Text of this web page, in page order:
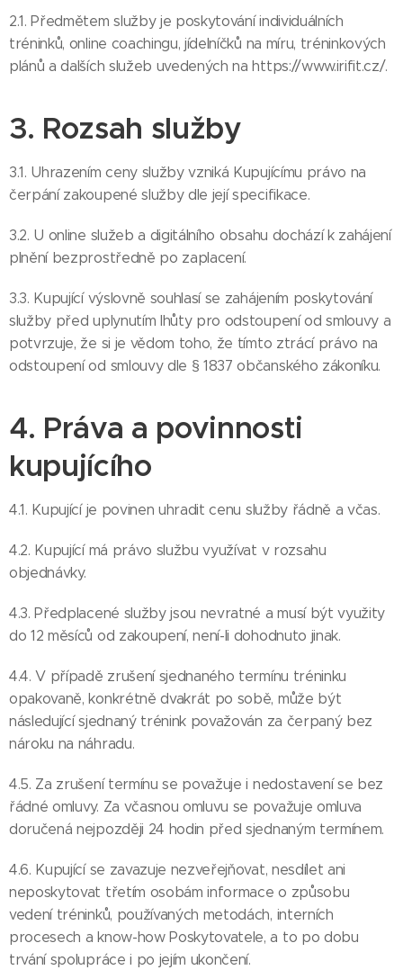
2.1. Předmětem služby je poskytování individuálních
tréninků, online coachingu, jídelníčků na míru, tréninkových
plánů a dalších služeb uvedených na https://www.irifit.cz/.
3. Rozsah služby
3.1. Uhrazením ceny služby vzniká Kupujícímu právo na
čerpání zakoupené služby dle její specifikace.
3.2. U online služeb a digitálního obsahu dochází k zahájení
plnění bezprostředně po zaplacení.
3.3. Kupující výslovně souhlasí se zahájením poskytování
služby před uplynutím lhůty pro odstoupení od smlouvy a
potvrzuje, že si je vědom toho, že tímto ztrácí právo na
odstoupení od smlouvy dle § 1837 občanského zákoníku.
4. Práva a povinnosti
kupujícího
4.1. Kupující je povinen uhradit cenu služby řádně a včas.
4.2. Kupující má právo službu využívat v rozsahu
objednávky.
4.3. Předplacené služby jsou nevratné a musí být využity
do 12 měsíců od zakoupení, není-li dohodnuto jinak.
4.4. V případě zrušení sjednaného termínu tréninku
opakovaně, konkrétně dvakrát po sobě, může být
následující sjednaný trénink považován za čerpaný bez
nároku na náhradu.
4.5. Za zrušení termínu se považuje i nedostavení se bez
řádné omluvy. Za včasnou omluvu se považuje omluva
doručená nejpozději 24 hodin před sjednaným termínem.
4.6. Kupující se zavazuje nezveřejňovat, nesdílet ani
neposkytovat třetím osobám informace o způsobu
vedení tréninků, používaných metodách, interních
procesech a know-how Poskytovatele, a to po dobu
trvání spolupráce i po jejím ukončení.